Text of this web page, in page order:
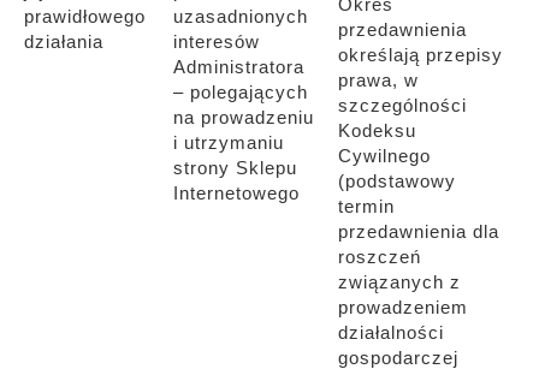
prawidłowego
działania
uzasadnionych
interesów
Administratora
– polegających
na prowadzeniu
i utrzymaniu
strony Sklepu
Internetowego
Okres
przedawnienia
określają przepisy
prawa, w
szczególności
Kodeksu
Cywilnego
(podstawowy
termin
przedawnienia dla
roszczeń
związanych z
prowadzeniem
działalności
gospodarczej